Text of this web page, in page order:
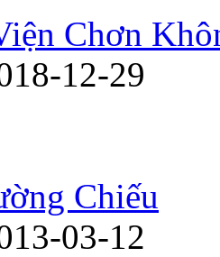
Chơn
12-29
Chiếu
03-12